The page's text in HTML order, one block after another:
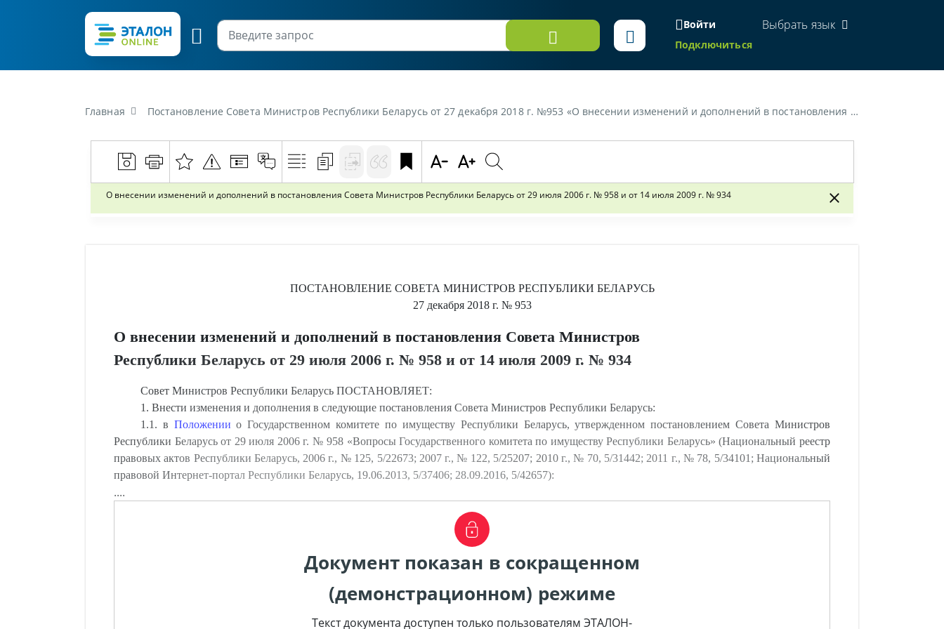
Войти
Подключиться
Выбрать язык
Главная Постановление Совета Министров Республики Беларусь от 27 декабря 2018 г. №953 «О внесении изменений и дополнений в постановления Совета Министров Республики Беларусь от 29 июля 2006 г. № 958 и от 14 июля 2009 г. № 934»
О внесении изменений и дополнений в постановления Совета Министров Республики Беларусь от 29 июля 2006 г. № 958 и от 14 июля 2009 г. № 934
ПОСТАНОВЛЕНИЕ СОВЕТА МИНИСТРОВ РЕСПУБЛИКИ БЕЛАРУСЬ
27 декабря 2018 г. № 953
О внесении изменений и дополнений в постановления Совета Министров
Республики Беларусь от 29 июля 2006 г. № 958 и от 14 июля 2009 г. № 934
Совет Министров Республики Беларусь ПОСТАНОВЛЯЕТ:
1. Внести изменения и дополнения в следующие постановления Совета Министров Республики Беларусь:
1.1. в Положении о Государственном комитете по имуществу Республики Беларусь, утвержденном постановлением Совета Министров
Республики Беларусь от 29 июля 2006 г. № 958 «Вопросы Государственного комитета по имуществу Республики Беларусь» (Национальный реестр
правовых актов Республики Беларусь, 2006 г., № 125, 5/22673; 2007 г., № 122, 5/25207; 2010 г., № 70, 5/31442; 2011 г., № 78, 5/34101; Национальный
правовой Интернет-портал Республики Беларусь, 19.06.2013, 5/37406; 28.09.2016, 5/42657):
....
Документ показан в сокращенном
(демонстрационном) режиме
Текст документа доступен только пользователям ЭТАЛОН-